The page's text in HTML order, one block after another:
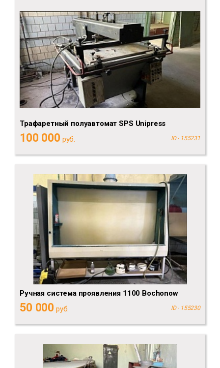
Трафаретный полуавтомат SPS Unipress
100 000 руб. ID - 155231
Ручная система проявления 1100 Bochonow
50 000 руб. ID - 155230